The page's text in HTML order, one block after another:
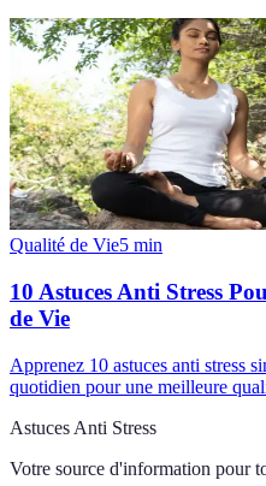
Qualité de Vie5 min
10 Astuces Anti Stress
de Vie
Apprenez 10 astuces anti stress
quotidien pour une meilleure
Astuces Anti Stress
Votre source d'information pour